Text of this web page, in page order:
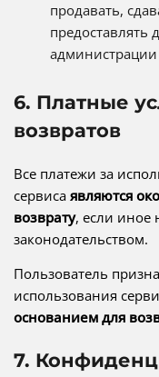
продавать,
предоставлять
администрации
6. Платные
возвратов
Все платежи за
сервиса являются
возврату, если иное
законодательством.
Пользователь
использования
основанием для
7.